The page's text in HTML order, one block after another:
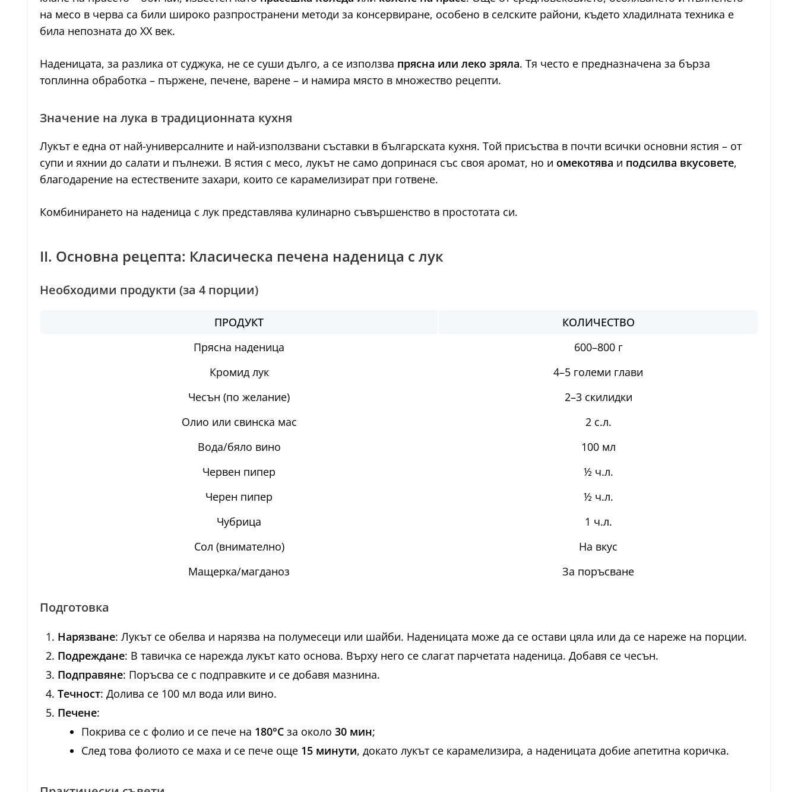
на месо в черва са били широко разпространени методи за консервиране, особено в селските райони, където хладилната техника е
била непозната до XX век.
Наденицата, за разлика от суджука, не се суши дълго, а се използва прясна или леко зряла. Тя често е предназначена за бърза
топлинна обработка – пържене, печене, варене – и намира място в множество рецепти.
Значение на лука в традиционната кухня
Лукът е една от най-универсалните и най-използвани съставки в българската кухня. Той присъства в почти всички основни ястия – от
супи и яхнии до салати и пълнежи. В ястия с месо, лукът не само допринася със своя аромат, но и омекотява и подсилва вкусовете,
благодарение на естествените захари, които се карамелизират при готвене.
Комбинирането на наденица с лук представлява кулинарно съвършенство в простотата си.
II. Основна рецепта: Класическа печена наденица с лук
Необходими продукти (за 4 порции)
ПРОДУКТ
КОЛИЧЕСТВО
Прясна наденица
600–800 г
Кромид лук
4–5 големи глави
Чесън (по желание)
2–3 скилидки
Олио или свинска мас
2 с.л.
Вода/бяло вино
100 мл
Червен пипер
½ ч.л.
Черен пипер
½ ч.л.
Чубрица
1 ч.л.
Сол (внимателно)
На вкус
Мащерка/магданоз
За поръсване
Подготовка
Нарязване: Лукът се обелва и нарязва на полумесеци или шайби. Наденицата може да се остави цяла или да се нареже на порции.
Подреждане: В тавичка се нарежда лукът като основа. Върху него се слагат парчетата наденица. Добавя се чесън.
Подправяне: Поръсва се с подправките и се добавя мазнина.
Течност: Долива се 100 мл вода или вино.
Печене:
Покрива се с фолио и се пече на 180°C за около 30 мин;
След това фолиото се маха и се пече още 15 минути, докато лукът се карамелизира, а наденицата добие апетитна коричка.